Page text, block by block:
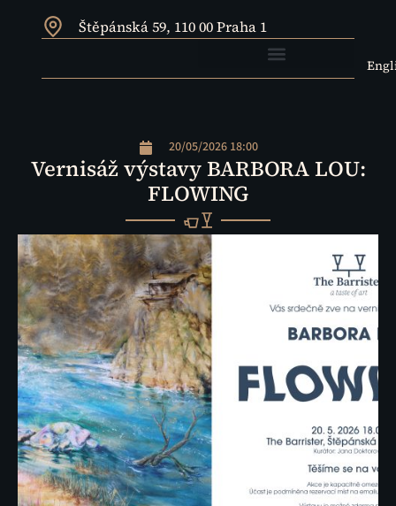
Štěpánská 59, 110 00 Praha 1
20/05/2026 18:00
Vernisáž výstavy BARBORA LOU:
FLOWING